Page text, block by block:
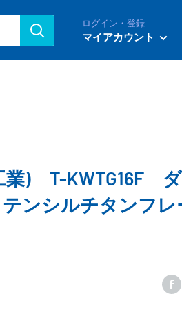
ログイン・登録
マイアカウント
業) T-KWTG16F
ンシルチタンフレ